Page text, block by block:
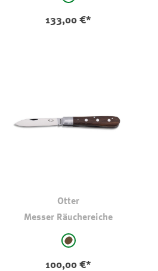
mittelbraun
133,00 €*
Otter
Messer Räuchereiche
auswählen
braun
100,00 €*